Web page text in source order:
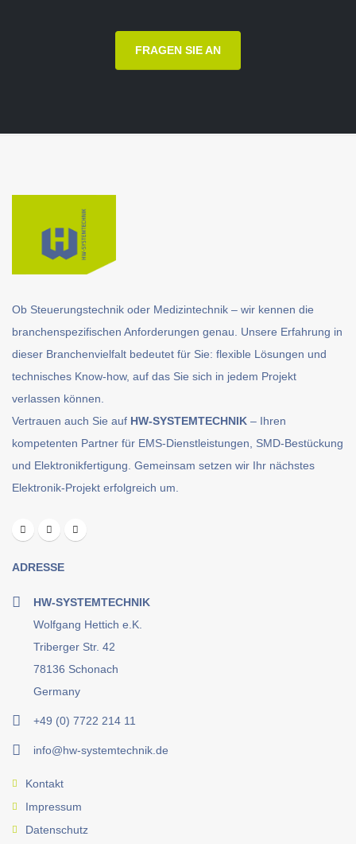
FRAGEN SIE AN
Ob Steuerungstechnik oder Medizintechnik – wir kennen die
branchenspezifischen Anforderungen genau. Unsere Erfahrung in
dieser Branchenvielfalt bedeutet für Sie: flexible Lösungen und
technisches Know-how, auf das Sie sich in jedem Projekt
verlassen können.
Vertrauen auch Sie auf HW-SYSTEMTECHNIK – Ihren
kompetenten Partner für EMS-Dienstleistungen, SMD-Bestückung
und Elektronikfertigung. Gemeinsam setzen wir Ihr nächstes
Elektronik-Projekt erfolgreich um.
ADRESSE
HW-SYSTEMTECHNIK
Wolfgang Hettich e.K.
Triberger Str. 42
78136 Schonach
Germany
+49 (0) 7722 214 11
info@hw-systemtechnik.de
Kontakt
Impressum
Datenschutz